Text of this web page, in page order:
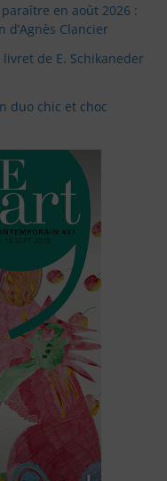
en août 2026 :
d’Agnès Clancier
de E. Schikaneder
duo chic et choc